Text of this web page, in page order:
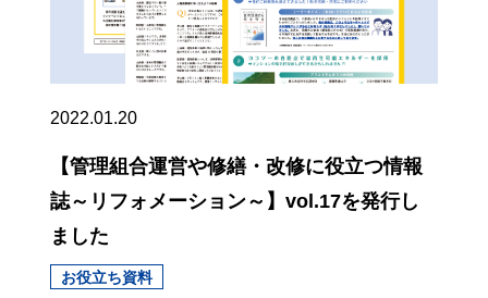
2022.01.20
【管理組合運営や修繕・改修に役立つ情報
誌～リフォメーション～】vol.17を発行し
ました
お役立ち資料